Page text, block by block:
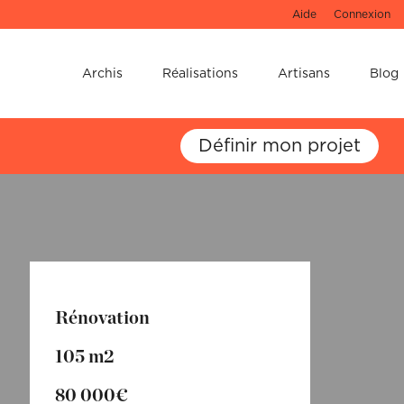
Aide Connexion
Archis Réalisations Artisans Blog
Définir mon projet
Rénovation
105 m2
80 000€
les oubliez pas !